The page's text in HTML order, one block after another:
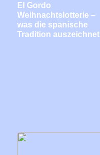
El Gordo
Weihnachtslotterie –
was die spanische
Tradition auszeichnet